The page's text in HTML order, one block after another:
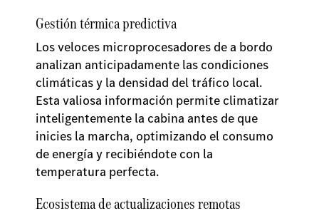
Gestión térmica predictiva
Los veloces microprocesadores de a bordo
analizan anticipadamente las condiciones
climáticas y la densidad del tráfico local.
Esta valiosa información permite climatizar
inteligentemente la cabina antes de que
inicies la marcha, optimizando el consumo
de energía y recibiéndote con la
temperatura perfecta.
Ecosistema de actualizaciones remotas